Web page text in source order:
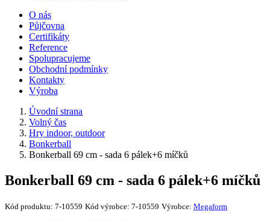
O nás
Půjčovna
Certifikáty
Reference
Spolupracujeme
Obchodní podmínky
Kontakty
Výroba
Úvodní strana
Volný čas
Hry indoor, outdoor
Bonkerball
Bonkerball 69 cm - sada 6 pálek+6 míčků
Bonkerball 69 cm - sada 6 pálek+6 míčků
Kód produktu: 7-10559 Kód výrobce: 7-10559 Výrobce: Megaform